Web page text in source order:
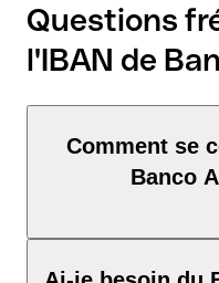
Questions
l'IBAN de
Comment se
Banco
L'IBAN au Salvador se